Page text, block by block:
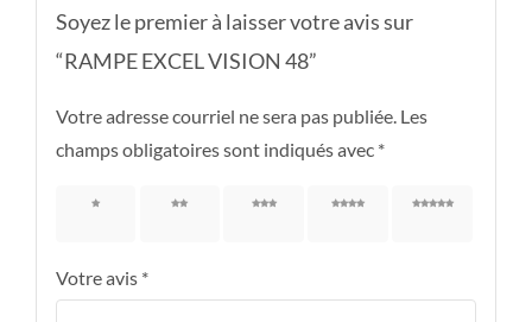
Soyez le premier à laisser votre avis sur
“RAMPE EXCEL VISION 48”
Votre adresse courriel ne sera pas publiée. Les
champs obligatoires sont indiqués avec *
1 étoile
2 étoiles
3 étoiles
4 étoiles
5 étoiles
Votre avis *